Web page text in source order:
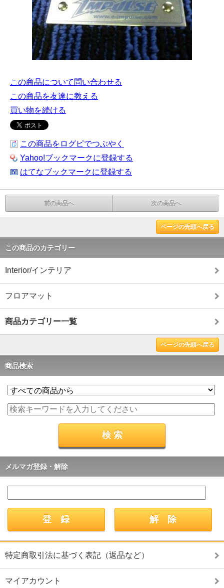
この商品について問い合わせる
この商品を友達に教える
買い物を続ける
この商品をログピでつぶやく
Yahoo!ブックマークに登録する
はてなブックマークに登録する
前の商品へ 次の商品へ
ページの先頭へ戻る
この商品のカテゴリー
Interior/インテリア
フロアマット
商品カテゴリー一覧
ページの先頭へ戻る
商品検索
メルマガ登録・解除
特定商取引法に基づく表記（返品など）
マイアカウント